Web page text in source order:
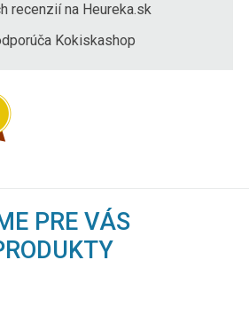
recenzií na Heureka.sk
Kokiskashop
PRE VÁS